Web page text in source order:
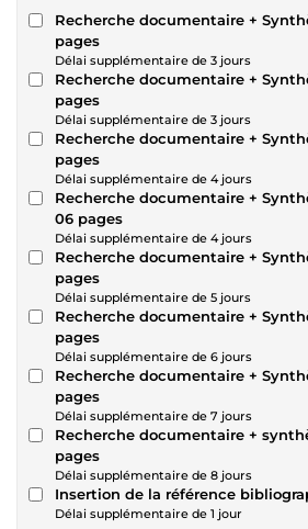
Recherche documentaire +
pages
Délai supplémentaire de 3 jours
Recherche documentaire +
pages
Délai supplémentaire de 3 jours
Recherche documentaire +
pages
Délai supplémentaire de 4 jours
Recherche documentaire +
06 pages
Délai supplémentaire de 4 jours
Recherche documentaire +
pages
Délai supplémentaire de 5 jours
Recherche documentaire +
pages
Délai supplémentaire de 6 jours
Recherche documentaire +
pages
Délai supplémentaire de 7 jours
Recherche documentaire +
pages
Délai supplémentaire de 8 jours
Insertion de la référence
Délai supplémentaire de 1 jour